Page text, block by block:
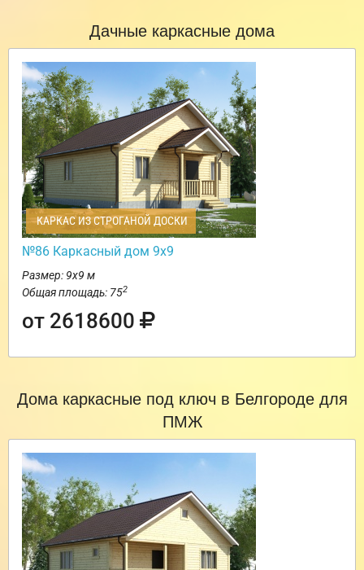
Дачные каркасные дома
КАРКАС ИЗ СТРОГАНОЙ ДОСКИ
№86 Каркасный дом 9х9
Размер: 9х9 м
Общая площадь: 752
от 2618600
Дома каркасные под ключ в Белгороде для
ПМЖ